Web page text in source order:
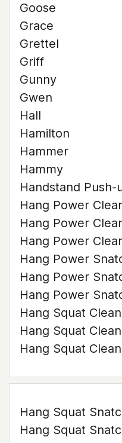
Goose
Grace
Grettel
Griff
Gunny
Gwen
Hall
Hamilton
Hammer
Hammy
Handstand Push-
Hang Power
Hang Power
Hang Power
Hang Power
Hang Power
Hang Power
Hang Squat Clean
Hang Squat
Hang Squat
Hang Squat
Hang Squat